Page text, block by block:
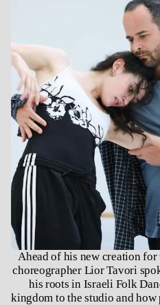
Ahead of his new creation
choreographer Lior Tavori
his roots in Israeli Folk
kingdom to the studio and